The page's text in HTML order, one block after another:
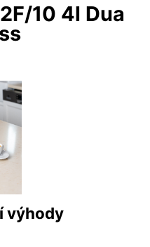
10 4l Dua
výhody